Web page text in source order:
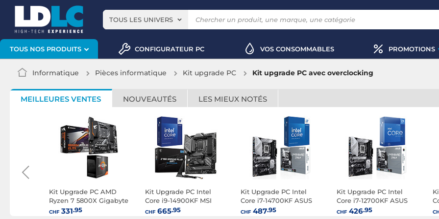
TOUS LES UNIVERS
TOUS NOS PRODUITS CONFIGURATEUR PC VOS CONSOMMABLES PROMOTIONS
Informatique Pièces informatique Kit upgrade PC Kit upgrade PC avec overclocking
MEILLEURES VENTES NOUVEAUTÉS LES MIEUX NOTÉS
Kit Upgrade PC AMD
Ryzen 7 5800X Gigabyte
B550M AORUS ELITE
CHF331.95
Kit Upgrade PC Intel
Core i9-14900KF MSI
Z790 GAMING PLUS
CHF665.95
Kit Upgrade PC Intel
Core i7-14700KF ASUS
PRIME Z790-P
CHF487.95
Kit Upgrade PC Intel
Core i7-12700KF ASUS
PRIME Z790-P
CHF426.95